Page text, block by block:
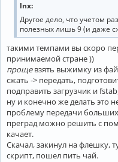
lnx:
Другое дело, что учетом
полезных лишь 9 (и даже
такими темпами вы скоро
принимаемой стране ))
прощевзять выжимку из
сжать -> передать,
подправить загрузчик и
ну и конечно же делать это
проблему передачи
преград можно решить с
качает.
Скачал, закинул на флешку,
скрипт, пошел пить чай.